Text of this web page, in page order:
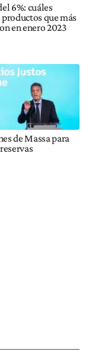
6%: cuáles
que más
en enero 2023
de Massa para